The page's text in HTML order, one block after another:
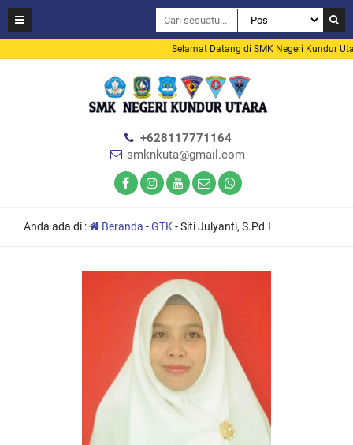
Selamat Datang di SMK Negeri Kundur
+628117771164
smknkuta@gmail.com
Anda ada di : Beranda -GTK-Siti Julyanti, S.Pd.I